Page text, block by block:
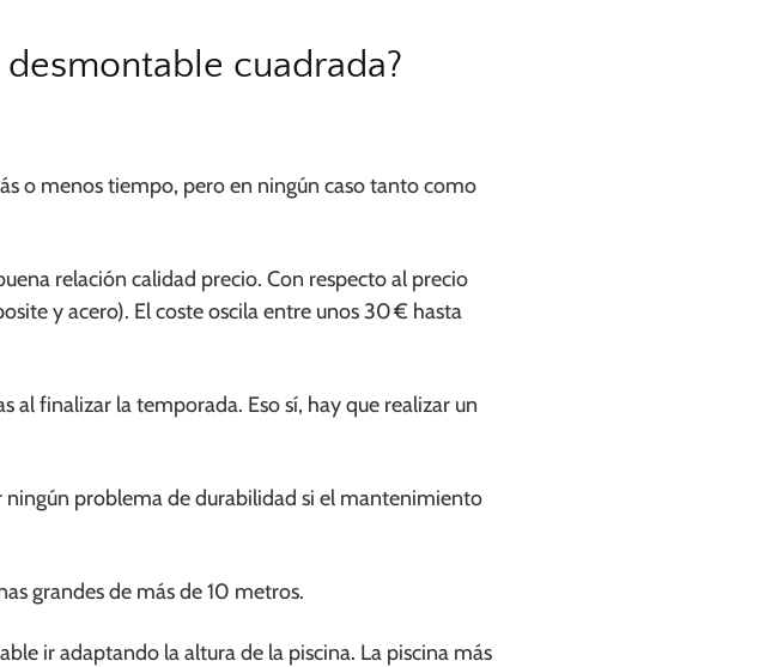
cuadrada?
o menos tiempo, pero en ningún caso tanto como
relación calidad precio. Con respecto al precio
y acero). El coste oscila entre unos 30 € hasta
finalizar la temporada. Eso sí, hay que realizar un
ningún problema de durabilidad si el mantenimiento
grandes de más de 10 metros.
ir adaptando la altura de la piscina. La piscina más